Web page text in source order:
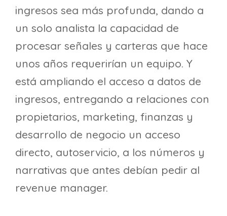
ingresos sea más profunda, dando a
un solo analista la capacidad de
procesar señales y carteras que hace
unos años requerirían un equipo. Y
está ampliando el acceso a datos de
ingresos, entregando a relaciones con
propietarios, marketing, finanzas y
desarrollo de negocio un acceso
directo, autoservicio, a los números y
narrativas que antes debían pedir al
revenue manager.